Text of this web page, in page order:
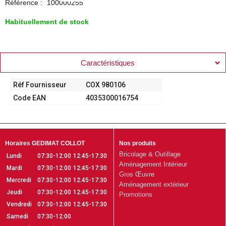
Référence : 100000255
Habituellement de stock
Caractéristiques
Réf Fournisseur
COX 980106
Code EAN
4035300016754
Horaires GEDIMAT COLLOT
Lundi
07:30-12:00 12:45-17:30
Mardi
07:30-12:00 12:45-17:30
Mercredi
07:30-12:00 12:45-17:30
Jeudi
07:30-12:00 12:45-17:30
Vendredi
07:30-12:00 12:45-17:30
Samedi
07:30-12:00
Nos produits
Bricolage & Outillage
Aménagement Intérieur
Gros Œuvre
Aménagement extérieur
Promotions